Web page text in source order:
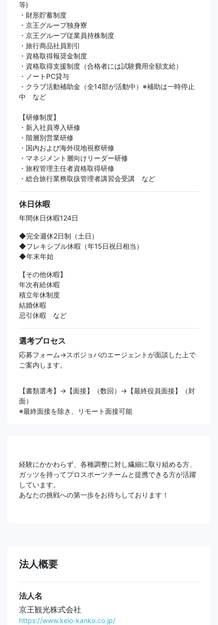
等)
・財形貯蓄制度
・京王グループ独身寮
・京王グループ従業員持株制度
・旅行商品社員割引
・資格取得報奨金制度
・資格取得支援制度（合格者には試験費用全額支給）
・ノートPC貸与
・クラブ活動補助金（全14部が活動中）※補助は一時停止
中 など
【研修制度】
・新入社員導入研修
・階層別営業研修
・国内および海外現地視察研修
・マネジメント層向けリーダー研修
・旅程管理主任者資格取得研修
・総合旅行業務取扱管理者講習会受講 など
休日休暇
年間休日休暇124日
◆完全週休2日制（土日）
◆フレキシブル休暇（年15日祝日相当）
◆年末年始
【その他休暇】
年次有給休暇
積立年休制度
結婚休暇
忌引休暇 など
選考プロセス
応募フォーム→スポジョバのエージェントが面談した上で
ご案内します。
【書類選考】→【面接】（数回）→【最終役員面接】（対
面）
※最終面接を除き、リモート面接可能
経験にかかわらず、各種調整に対し繊細に取り組める方、
ガッツを持ってプロスポーツチームと提携できる方が活躍
しています。
あなたの挑戦への第一歩をお待ちしております！
法人概要
法人名
京王観光株式会社
https://www.keio-kanko.co.jp/